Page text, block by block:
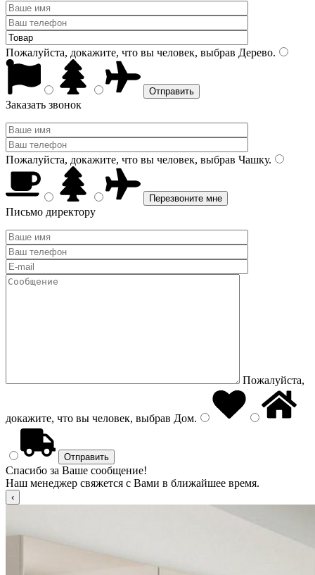
Пожалуйста, докажите, что вы человек, выбрав Дерево.
Заказать звонок
Пожалуйста, докажите, что вы человек, выбрав Чашку.
Письмо директору
Пожалуйста,
докажите, что вы человек, выбрав Дом.
Спасибо за Ваше сообщение!
Наш менеджер свяжется с Вами в ближайшее время.